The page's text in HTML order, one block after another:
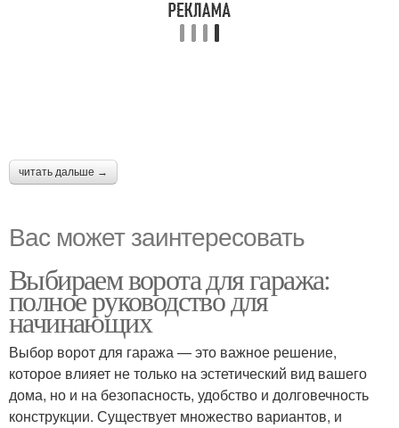
читать дальше →
Вас может заинтересовать
Выбираем ворота для гаража:
полное руководство для
начинающих
Выбор ворот для гаража — это важное решение,
которое влияет не только на эстетический вид вашего
дома, но и на безопасность, удобство и долговечность
конструкции. Существует множество вариантов, и